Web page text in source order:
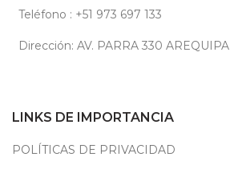
Teléfono : +51 973 697 133
Dirección: AV. PARRA 330 AREQUIPA
LINKS DE IMPORTANCIA
POLÍTICAS DE PRIVACIDAD